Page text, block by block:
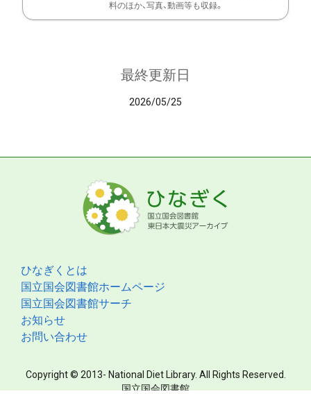
料のほか、写真、動画等も収録。
最終更新日
2026/05/25
ひなぎくとは
国立国会図書館ホームページ
国立国会図書館サーチ
お知らせ
お問い合わせ
Copyright © 2013- National Diet Library. All Rights Reserved.